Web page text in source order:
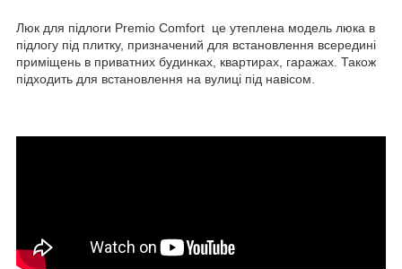
Люк для підлоги Premio Comfort це утеплена модель люка в
підлогу під плитку, призначений для встановлення всередині
приміщень в приватних будинках, квартирах, гаражах. Також
підходить для встановлення на вулиці під навісом.